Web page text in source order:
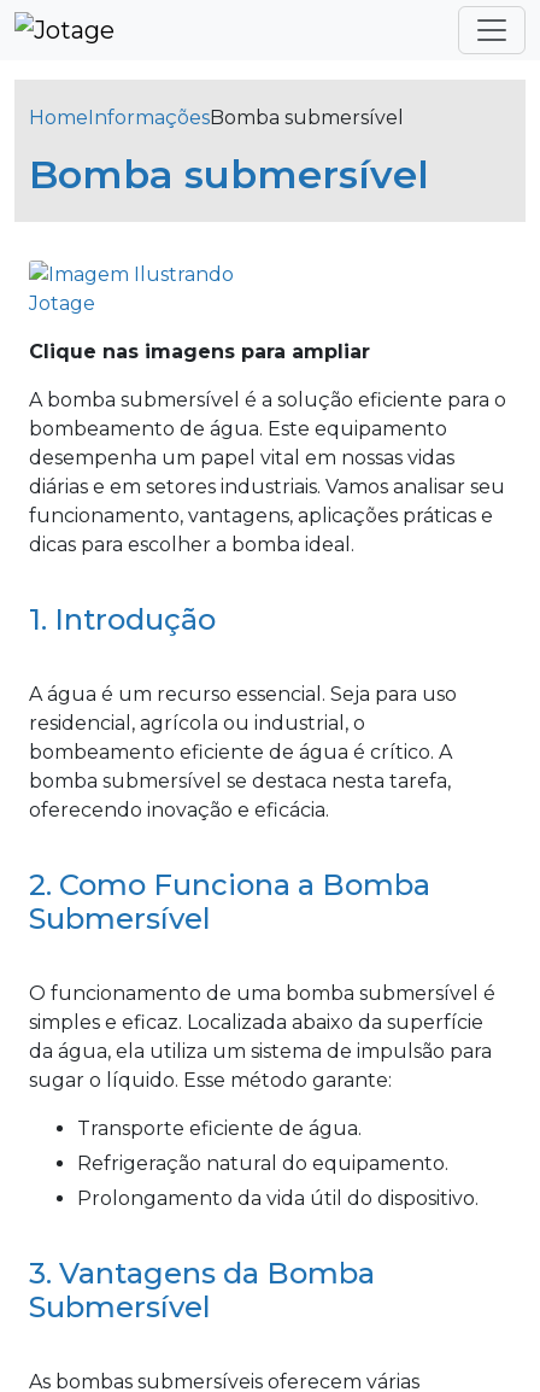
HomeInformaçõesBomba submersível
Bomba submersível
Clique nas imagens para ampliar
A bomba submersível é a solução eficiente para o
bombeamento de água. Este equipamento
desempenha um papel vital em nossas vidas
diárias e em setores industriais. Vamos analisar seu
funcionamento, vantagens, aplicações práticas e
dicas para escolher a bomba ideal.
1. Introdução
A água é um recurso essencial. Seja para uso
residencial, agrícola ou industrial, o
bombeamento eficiente de água é crítico. A
bomba submersível se destaca nesta tarefa,
oferecendo inovação e eficácia.
2. Como Funciona a Bomba
Submersível
O funcionamento de uma bomba submersível é
simples e eficaz. Localizada abaixo da superfície
da água, ela utiliza um sistema de impulsão para
sugar o líquido. Esse método garante:
Transporte eficiente de água.
Refrigeração natural do equipamento.
Prolongamento da vida útil do dispositivo.
3. Vantagens da Bomba
Submersível
As bombas submersíveis oferecem várias